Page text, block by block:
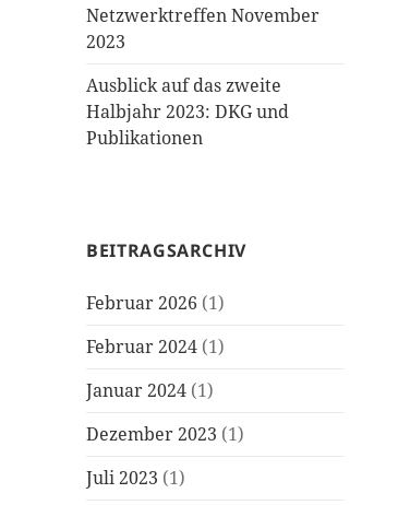
Netzwerktreffen November
2023
Ausblick auf das zweite
Halbjahr 2023: DKG und
Publikationen
BEITRAGSARCHIV
Februar 2026 (1)
Februar 2024 (1)
Januar 2024 (1)
Dezember 2023 (1)
Juli 2023 (1)